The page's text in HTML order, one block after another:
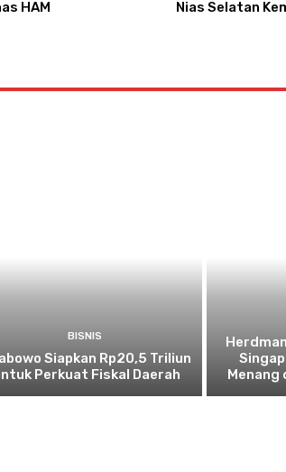
HAM
Nias Selatan
BISNIS
Siapkan Rp20,5 Triliun
Perkuat Fiskal Daerah
Menang